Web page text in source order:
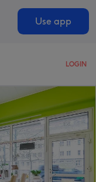
Use app
LOGIN